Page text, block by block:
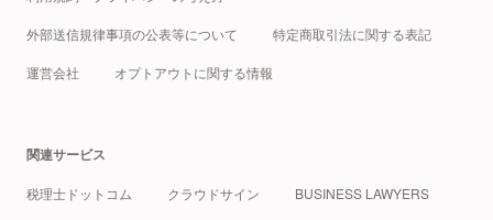
外部送信規律事項の公表等について 特定商取引法に関する表記
運営会社 オプトアウトに関する情報
関連サービス
税理士ドットコム クラウドサイン BUSINESS LAWYERS